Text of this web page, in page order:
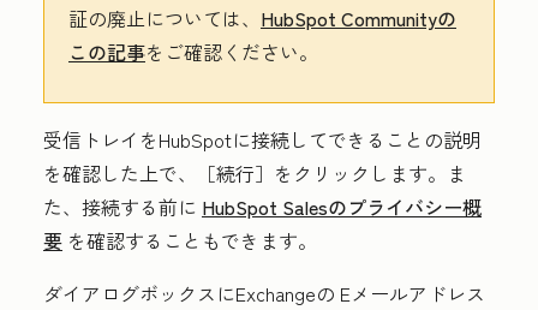
証の廃止については、 HubSpot Communityの
この記事をご確認ください。
受信トレイをHubSpotに接続してできることの説明
を確認した上で、
［続行］ をクリックします。ま
た、接続する前に HubSpot Salesのプライバシー概
要 を確認することもできます。
ダイアログボックスにExchangeの Eメールアドレス